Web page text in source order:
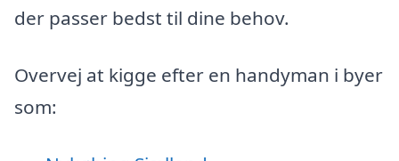
der passer bedst til dine behov.
Overvej at kigge efter en handyman i byer
som: